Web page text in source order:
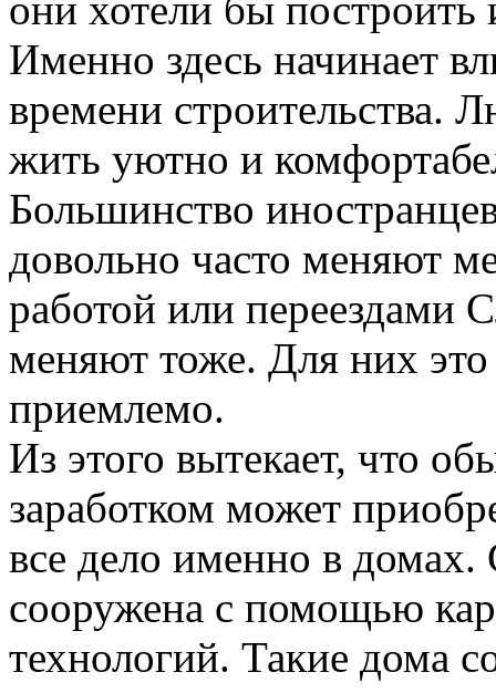
Именно здесь начинает
времени строительства.
жить уютно и
Большинство
довольно часто меняют
работой или переездами
меняют тоже. Для них
приемлемо.
Из этого вытекает, что
заработком может
все дело именно в домах.
сооружена с помощью
технологий. Такие дома